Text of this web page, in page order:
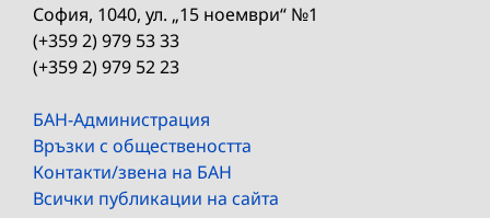
София, 1040, ул. „15 ноември“ №1
(+359 2) 979 53 33
(+359 2) 979 52 23
БАН-Администрация
Връзки с обществеността
Контакти/звена на БАН
Всички публикации на сайта